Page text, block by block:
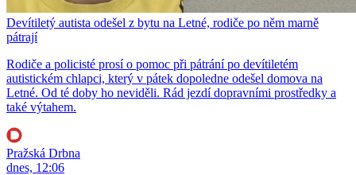
Devítiletý autista odešel z bytu na Letné, rodiče po něm marně
pátrají
Rodiče a policisté prosí o pomoc při pátrání po devítiletém
autistickém chlapci, který v pátek dopoledne odešel domova na
Letné. Od té doby ho neviděli. Rád jezdí dopravními prostředky a
také výtahem.
Pražská Drbna
dnes, 12:06